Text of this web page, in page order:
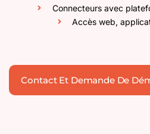
Connecteurs avec
Accès web,
Contact Et Demande De